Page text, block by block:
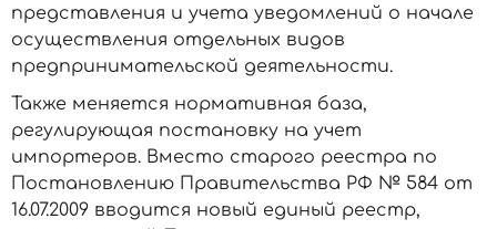
представления и учета уведомлений о начале
осуществления отдельных видов
предпринимательской деятельности.
Также меняется нормативная база,
регулирующая постановку на учет
импортеров. Вместо старого реестра по
Постановлению Правительства РФ № 584 от
16.07.2009 вводится новый единый реестр,